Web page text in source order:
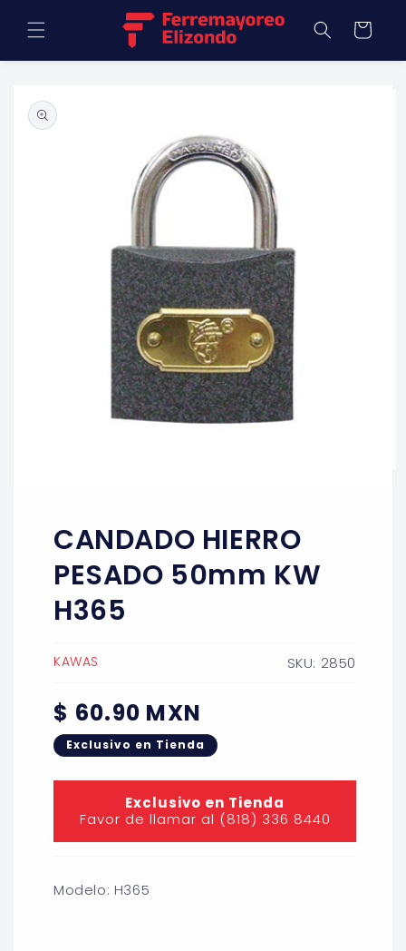
directamente
al contenido
Carrito
a la
información
CANDADO HIERRO
PESADO 50mm KW
H365
KAWAS SKU: 2850
Precio
habitual
$ 60.90 MXN
Exclusivo en Tienda
Exclusivo en Tienda
Favor de llamar al (818) 336 8440
Modelo: H365